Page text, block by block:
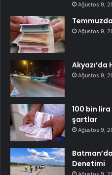
Ağustos 9,
Ağustos 9,
Akyazı’da
Ağustos 9,
100 bin
şartlar
Ağustos 9,
Denetimi